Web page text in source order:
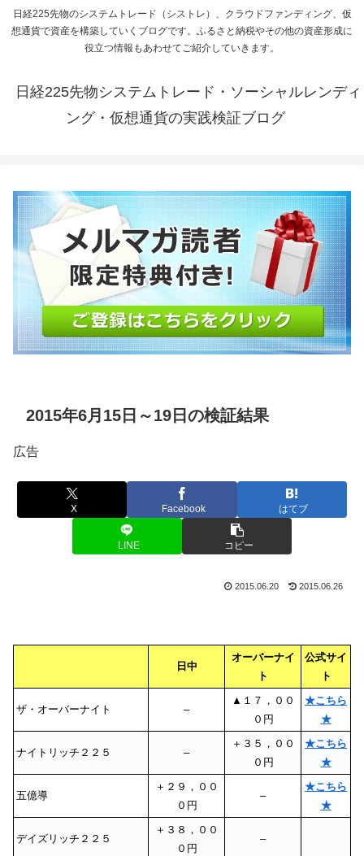
日経225先物のシステムトレード（シストレ）、クラウドファンディング、仮
想通貨で資産を構築していくブログです。ふるさと納税やその他の資産形成に
役立つ情報もあわせてご紹介していきます。
日経225先物システムトレード・ソーシャルレンディ
ング・仮想通貨の実践検証ブログ
2015年6月15日～19日の検証結果
広告
X Facebook はてブ
LINE コピー
2015.06.20 2015.06.26
日中
オーバーナイ
ト
公式サイ
ト
ザ・オーバーナイト –
▲１７，００
０円
★こちら
★
ナイトリッチ２２５ –
＋３５，００
０円
★こちら
★
五億導
＋２９，００
０円
–
★こちら
★
デイズリッチ２２５
＋３８，００
０円
–